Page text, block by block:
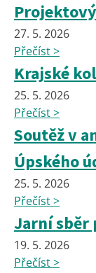
27. 5. 2026
Přečíst >
Krajské
25. 5. 2026
Přečíst >
Soutěž v
Úpského
25. 5. 2026
Přečíst >
Jarní sběr
19. 5. 2026
Přečíst >